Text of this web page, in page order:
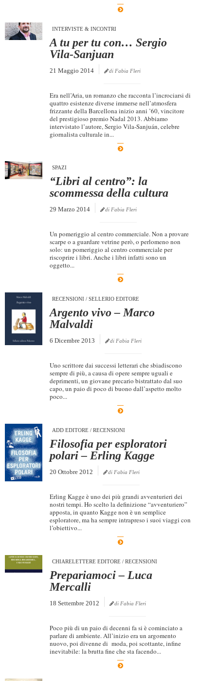
INTERVISTE & INCONTRI
A tu per tu con… Sergio
Vila-Sanjuan
21 Maggio 2014 di Fabia Fleri
Era nell’Aria, un romanzo che racconta l’incrociarsi di
quattro esistenze diverse immerse nell’atmosfera
frizzante della Barcellona inizio anni ’60, vincitore
del prestigioso premio Nadal 2013. Abbiamo
intervistato l’autore, Sergio Vila-Sanjuán, celebre
giornalista culturale in...
SPAZI
“Libri al centro”: la
scommessa della cultura
29 Marzo 2014 di Fabia Fleri
Un pomeriggio al centro commerciale. Non a provare
scarpe o a guardare vetrine però, o perlomeno non
solo: un pomeriggio al centro commerciale per
riscoprire i libri. Anche i libri infatti sono un
oggetto...
RECENSIONI / SELLERIO EDITORE
Argento vivo – Marco
Malvaldi
6 Dicembre 2013 di Fabia Fleri
Uno scrittore dai successi letterari che sbiadiscono
sempre di più, a causa di opere sempre uguali e
deprimenti, un giovane precario bistrattato dal suo
capo, un paio di poco di buono dall’aspetto molto
poco...
ADD EDITORE/ RECENSIONI
Filosofia per esploratori
polari – Erling Kagge
20 Ottobre 2012 di Fabia Fleri
Erling Kagge è uno dei più grandi avventurieri dei
nostri tempi. Ho scelto la definizione “avventuriero”
apposta, in quanto Kagge non è un semplice
esploratore, ma ha sempre intrapreso i suoi viaggi con
l’obiettivo...
CHIARELETTERE EDITORE/ RECENSIONI
Prepariamoci – Luca
Mercalli
18 Settembre 2012 di Fabia Fleri
Poco più di un paio di decenni fa si è cominciato a
parlare di ambiente. All’inizio era un argomento
nuovo, poi divenne di moda, poi scottante, infine
inevitabile: la brutta fine che sta facendo...